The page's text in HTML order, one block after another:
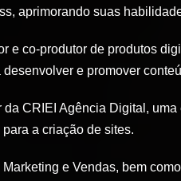
aprimorando suas
e co-produtor de produtos
e promover
da CRIEI Agência Digital,
a criação de sites.
e Vendas, bem